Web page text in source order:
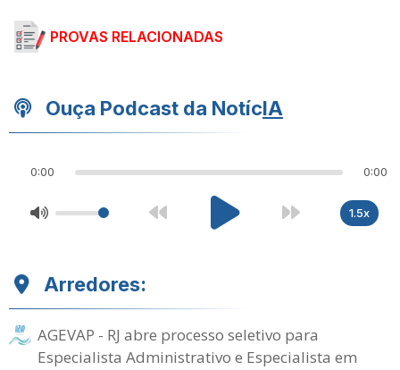
PROVAS RELACIONADAS
Ouça Podcast da NotícIA
0:00 0:00
1.5x
Arredores:
AGEVAP - RJ abre processo seletivo para
Especialista Administrativo e Especialista em